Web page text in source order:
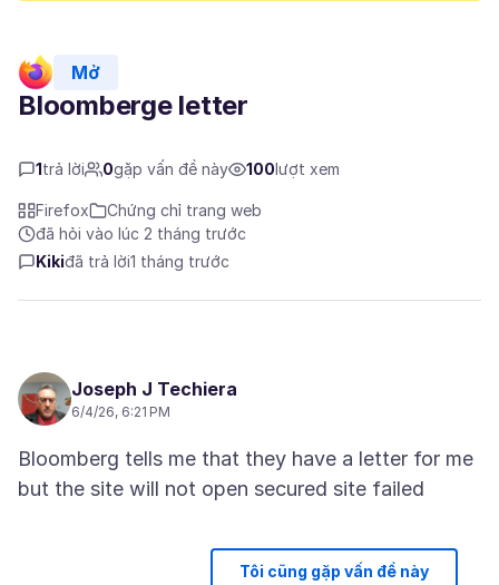
Mở
Bloomberge letter
1trả lời 0gặp vấn đề này 100lượt xem
Firefox
Chứng chỉ trang web
đã hỏi vào lúc 2 tháng trước
Kikiđã trả lời1 tháng trước
Joseph J Techiera
6/4/26, 6:21 PM
Bloomberg tells me that they have a letter for me
Tôi cũng gặp vấn đề này